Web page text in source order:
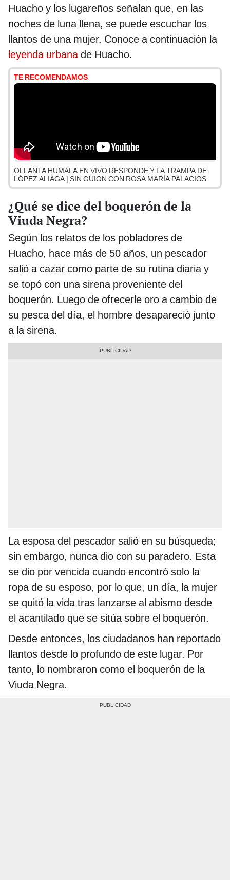
Huacho y los lugareños señalan que, en las
noches de luna llena, se puede escuchar los
llantos de una mujer. Conoce a continuación la
leyenda urbanade Huacho.
TE RECOMENDAMOS
OLLANTA HUMALA EN VIVO RESPONDE Y LA TRAMPA DE
LÓPEZ ALIAGA | SIN GUION CON ROSA MARÍA PALACIOS
¿Qué se dice del boquerón de la
Viuda Negra?
Según los relatos de los pobladores de
Huacho, hace más de 50 años, un pescador
salió a cazar como parte de su rutina diaria y
se topó con una sirena proveniente del
boquerón. Luego de ofrecerle oro a cambio de
su pesca del día, el hombre desapareció junto
a la sirena.
La esposa del pescador salió en su búsqueda;
sin embargo, nunca dio con su paradero. Esta
se dio por vencida cuando encontró solo la
ropa de su esposo, por lo que, un día, la mujer
se quitó la vida tras lanzarse al abismo desde
el acantilado que se sitúa sobre el boquerón.
Desde entonces, los ciudadanos han reportado
llantos desde lo profundo de este lugar. Por
tanto, lo nombraron como el boquerón de la
Viuda Negra.